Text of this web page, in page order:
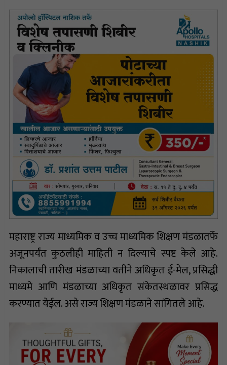
महाराष्ट्र राज्य माध्यमिक व उच्च माध्यमिक शिक्षण मंडळातर्फे
अजूनपर्यंत कुठलीही माहिती न दिल्याचे स्पष्ट केले आहे.
निकालाची तारीख मंडळाच्या वतीने अधिकृत ई-मेल, प्रसिद्धी
माध्यमे आणि मंडळाच्या अधिकृत संकेतस्थळावर प्रसिद्ध
करण्यात येईल. असे राज्य शिक्षण मंडळाने सांगितले आहे.